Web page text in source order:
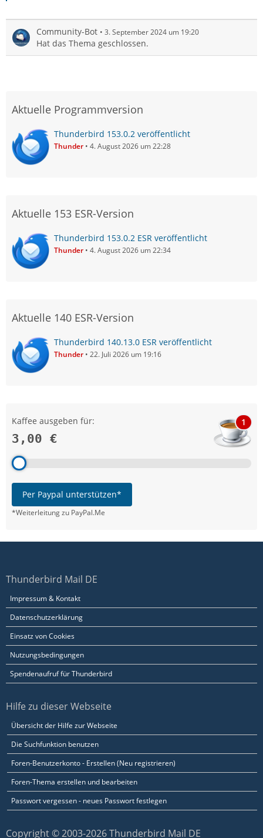
Community-Bot 3. September 2024 um 19:20
Hat das Thema geschlossen.
Aktuelle Programmversion
Thunderbird 153.0.2 veröffentlicht
Thunder 4. August 2026 um 22:28
Aktuelle 153 ESR-Version
Thunderbird 153.0.2 ESR veröffentlicht
Thunder 4. August 2026 um 22:34
Aktuelle 140 ESR-Version
Thunderbird 140.13.0 ESR veröffentlicht
Thunder 22. Juli 2026 um 19:16
Kaffee ausgeben für:
3,00 €
1
Per Paypal unterstützen*
*Weiterleitung zu PayPal.Me
Thunderbird Mail DE
Impressum & Kontakt
Datenschutzerklärung
Einsatz von Cookies
Nutzungsbedingungen
Spendenaufruf für Thunderbird
Hilfe zu dieser Webseite
Übersicht der Hilfe zur Webseite
Die Suchfunktion benutzen
Foren-Benutzerkonto - Erstellen (Neu registrieren)
Foren-Thema erstellen und bearbeiten
Passwort vergessen - neues Passwort festlegen
Copyright © 2003-2026 Thunderbird Mail DE